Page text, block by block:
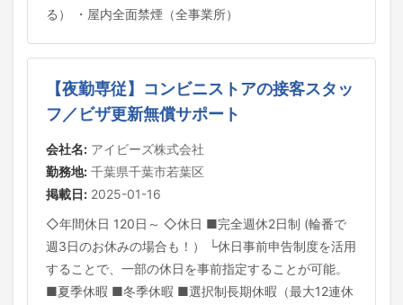
る） ・屋内全面禁煙（全事業所）
【夜勤専従】コンビニストアの接客スタッ
フ／ビザ更新無償サポート
会社名: アイビーズ株式会社
勤務地: 千葉県千葉市若葉区
掲載日: 2025-01-16
◇年間休日 120日～ ◇休日 ■完全週休2日制 (輪番で
週3日のお休みの場合も！） └休日事前申告制度を活用
することで、一部の休日を事前指定することが可能。
■夏季休暇 ■冬季休暇 ■選択制長期休暇（最大12連休